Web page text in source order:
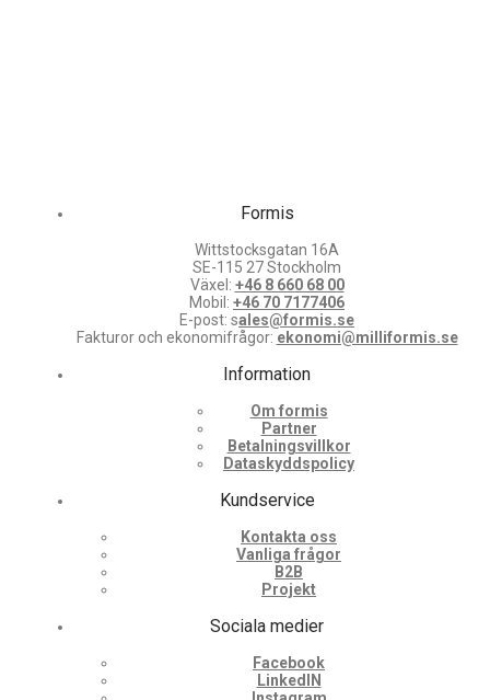
Formis
Wittstocksgatan 16A
SE-115 27 Stockholm
Växel: +46 8 660 68 00
Mobil: +46 70 7177406
E-post: sales@formis.se
Fakturor och ekonomifrågor: ekonomi@milliformis.se
Information
Om formis
Partner
Betalningsvillkor
Dataskyddspolicy
Kundservice
Kontakta oss
Vanliga frågor
B2B
Projekt
Sociala medier
Facebook
LinkedIN